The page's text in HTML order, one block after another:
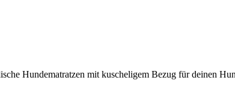
Hundematratzen mit kuscheligem Bezug für deinen